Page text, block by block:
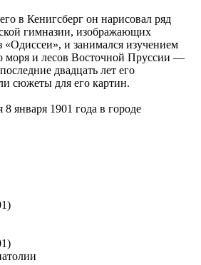
в Кенигсберг он нарисовал ряд
гимназии, изображающих
и занимался изучением
моря и лесов Восточной Пруссии —
двадцать лет его
сюжеты для его картин.
января 1901 года в городе